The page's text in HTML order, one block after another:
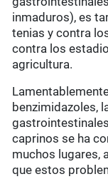
inmaduros), es
tenias y contra
contra los
agricultura.
benzimidazoles,
caprinos se ha
muchos lugares,
que estos